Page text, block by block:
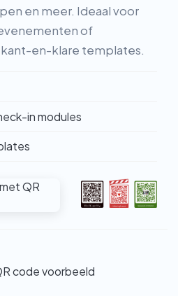
en meer. Ideaal voor
of
kant-en-klare templates.
in modules